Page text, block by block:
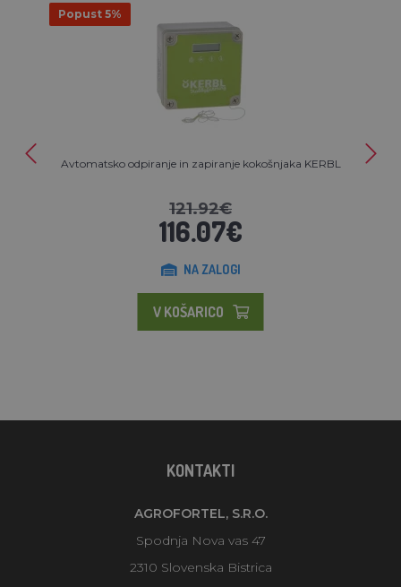
Popust 5%
Avtomatsko odpiranje in zapiranje kokošnjaka KERBL
121.92€
116.07€
NA ZALOGI
V KOŠARICO
KONTAKTI
AGROFORTEL, S.R.O.
Spodnja Nova vas 47
2310 Slovenska Bistrica